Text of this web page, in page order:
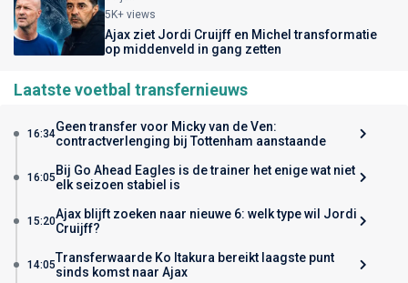
5K+ views
Ajax ziet Jordi Cruijff en Michel transformatie
op middenveld in gang zetten
Laatste voetbal transfernieuws
16:34Geen transfer voor Micky van de Ven:
contractverlenging bij Tottenham aanstaande
16:05 Bij Go Ahead Eagles is de trainer het enige wat niet
elk seizoen stabiel is
15:20Ajax blijft zoeken naar nieuwe 6: welk type wil Jordi
Cruijff?
14:05Transferwaarde Ko Itakura bereikt laagste punt
sinds komst naar Ajax